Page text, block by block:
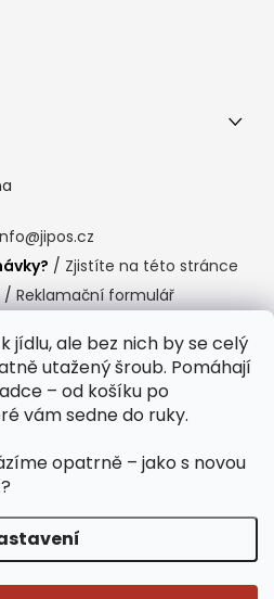
jídlu, ale bez nich by se celý
utažený šroub. Pomáhají
– od košíku po
vám sedne do ruky.
opatrně – jako s novou
/ Zjistíte na této stránce
/ Reklamační formulář
- 11:30
práva vyhrazena.Upravit nastavení
cookies